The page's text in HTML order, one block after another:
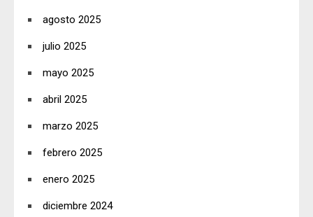
agosto 2025
julio 2025
mayo 2025
abril 2025
marzo 2025
febrero 2025
enero 2025
diciembre 2024